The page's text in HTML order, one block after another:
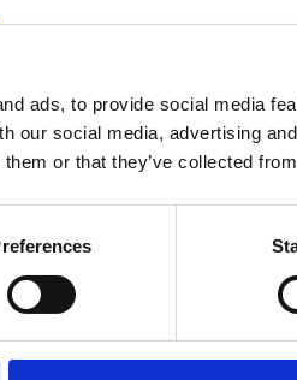
ads, to provide social media
our social media, advertising
or that they’ve collected
eksklusive tilbud og
inspirasjon rett i
Ja takk! Jeg vil gjerne få brev fra